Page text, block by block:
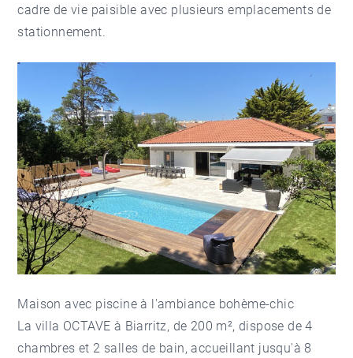
cadre de vie paisible avec plusieurs emplacements de
stationnement.
Maison avec piscine à l'ambiance bohème-chic
La villa OCTAVE à Biarritz, de 200 m², dispose de 4
chambres et 2 salles de bain, accueillant jusqu'à 8